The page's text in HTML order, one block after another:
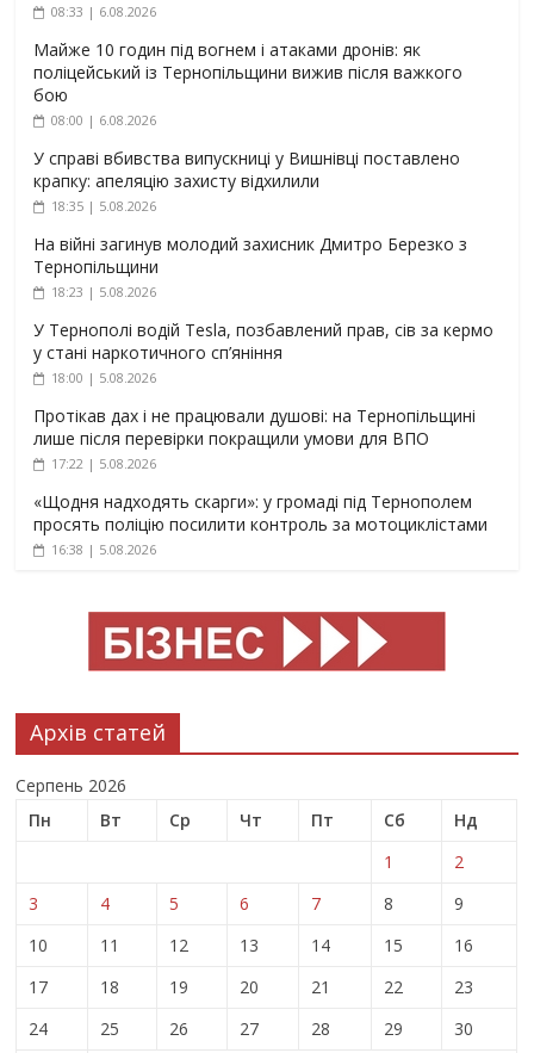
08:33 | 6.08.2026
Майже 10 годин під вогнем і атаками дронів: як
поліцейський із Тернопільщини вижив після важкого
бою
08:00 | 6.08.2026
У справі вбивства випускниці у Вишнівці поставлено
крапку: апеляцію захисту відхилили
18:35 | 5.08.2026
На війні загинув молодий захисник Дмитро Березко з
Тернопільщини
18:23 | 5.08.2026
У Тернополі водій Tesla, позбавлений прав, сів за кермо
у стані наркотичного сп’яніння
18:00 | 5.08.2026
Протікав дах і не працювали душові: на Тернопільщині
лише після перевірки покращили умови для ВПО
17:22 | 5.08.2026
«Щодня надходять скарги»: у громаді під Тернополем
просять поліцію посилити контроль за мотоциклістами
16:38 | 5.08.2026
Архів статей
Серпень 2026
Пн
Вт Ср Чт Пт Сб
Нд
1
2
3
4 5 6 7 8
9
10
11 12 13 14 15
16
17
18 19 20 21 22
23
24
25 26 27 28 29
30